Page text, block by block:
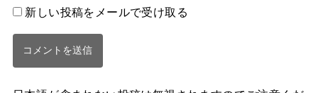
新しい投稿をメールで受け取る